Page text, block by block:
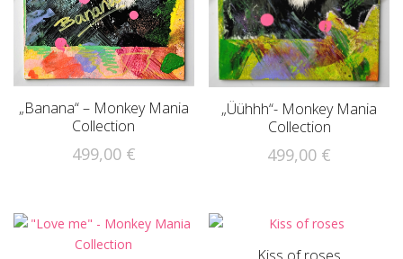
„Banana“ – Monkey Mania
Collection
499,00 €
„Üühhh“- Monkey Mania
Collection
499,00 €